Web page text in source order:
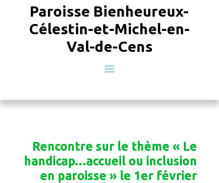
Paroisse Bienheureux-
Célestin-et-Michel-en-
Val-de-Cens
Rencontre sur le thème « Le
handicap…accueil ou inclusion
en paroisse » le 1er février